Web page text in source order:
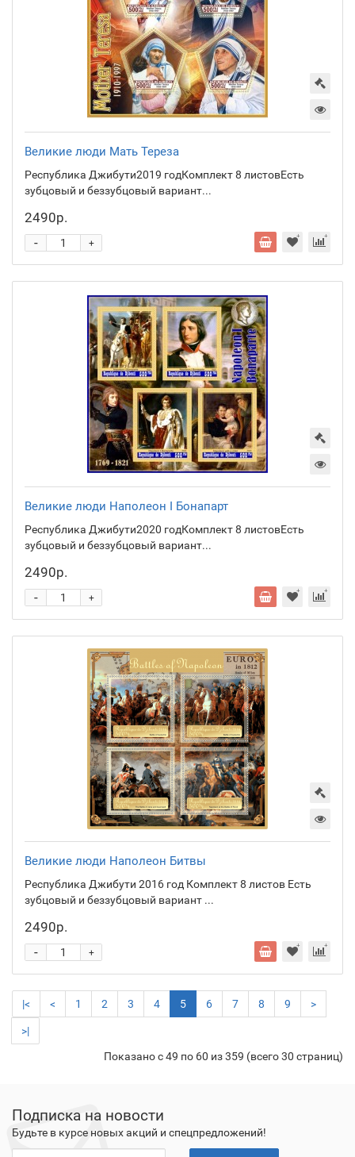
Великие люди Мать Тереза
Республика Джибути2019 годКомплект 8 листовЕсть
зубцовый и беззубцовый вариант...
2490р.
+
-
Великие люди Наполеон I Бонапарт
Республика Джибути2020 годКомплект 8 листовЕсть
зубцовый и беззубцовый вариант...
2490р.
+
-
Великие люди Наполеон Битвы
Республика Джибути 2016 год Комплект 8 листов Есть
зубцовый и беззубцовый вариант ...
2490р.
+
-
|< < 1 2 3 4 5 6 7 8 9 >
>|
Показано с 49 по 60 из 359 (всего 30 страниц)
Подписка на новости
Будьте в курсе новых акций и спецпредложений!